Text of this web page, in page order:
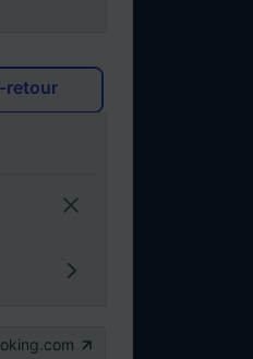
retour